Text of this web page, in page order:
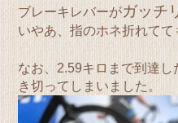
ブレーキレバーがガッチ
いやあ、指のホネ折れて
なお、2.59キロまで到達し
き切ってしまいました。